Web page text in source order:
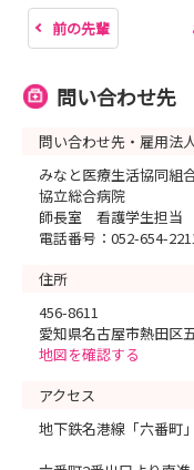
前の先輩
問い合わせ先
問い合わせ先・雇用法
みなと医療生活協同組
協立総合病院
師長室 看護学生担当
電話番号：052-654-
住所
456-8611
愛知県名古屋市熱田区
地図を確認する
アクセス
地下鉄名港線「六番町